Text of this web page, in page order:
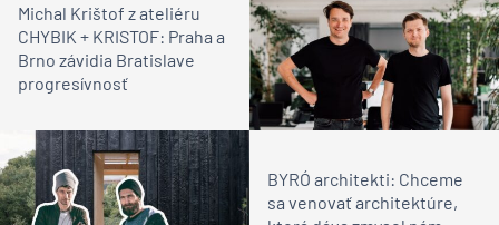
Michal Krištof z ateliéru
CHYBIK + KRISTOF: Praha a
Brno závidia Bratislave
progresívnosť
BYRÓ architekti: Chceme
sa venovať architektúre,